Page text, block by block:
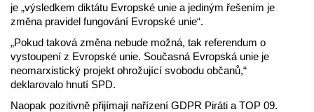
je „výsledkem diktátu Evropské unie a jediným řešením je
změna pravidel fungování Evropské unie“.
„Pokud taková změna nebude možná, tak referendum o
vystoupení z Evropské unie. Současná Evropská unie je
neomarxistický projekt ohrožující svobodu občanů,“
deklarovalo hnutí SPD.
Naopak pozitivně přijímají nařízení GDPR Piráti a TOP 09.